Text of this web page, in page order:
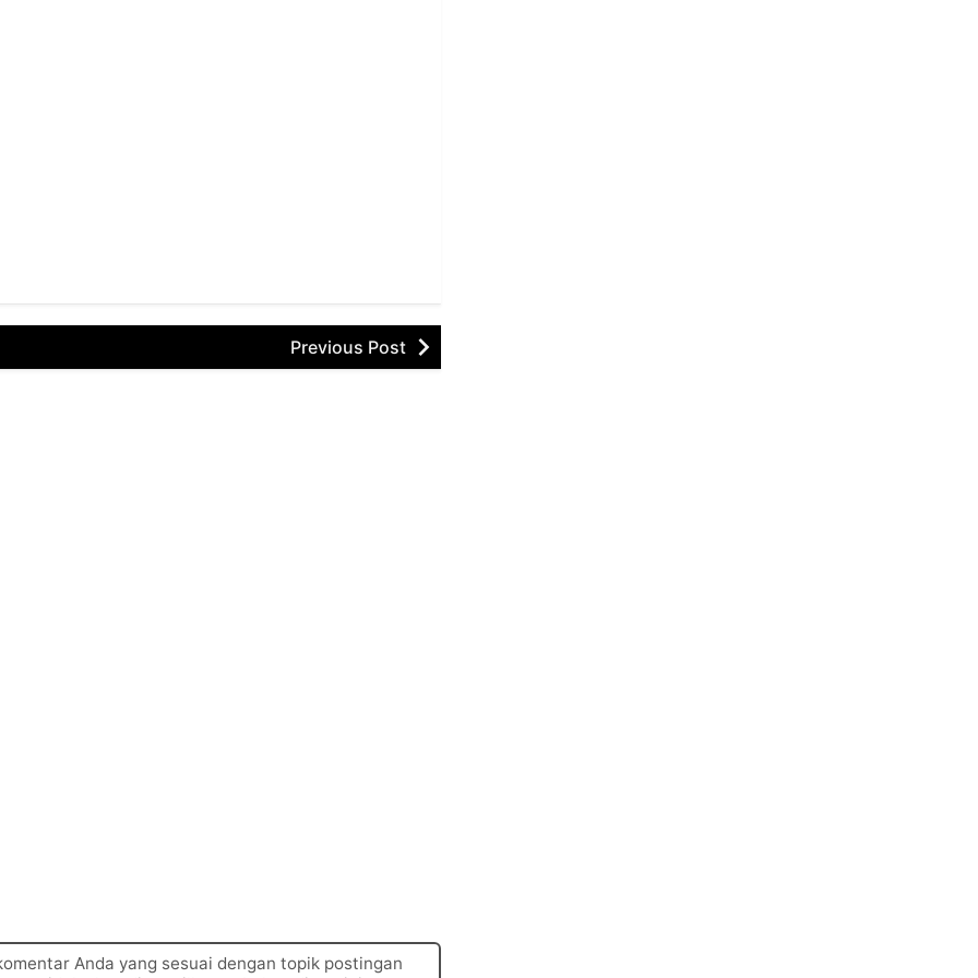
Previous Post
Anda yang sesuai dengan topik postingan